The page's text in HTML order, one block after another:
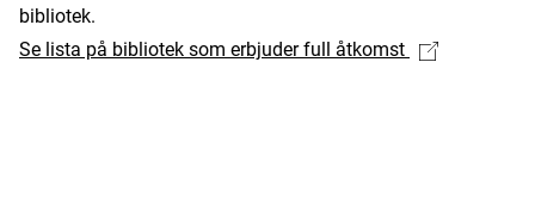
bibliotek.
Se lista på bibliotek som erbjuder full åtkomst